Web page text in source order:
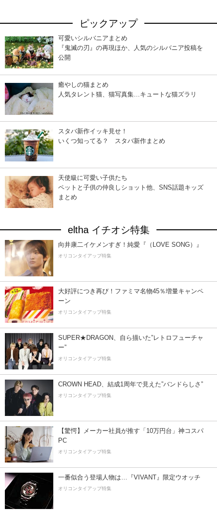
ピックアップ
可愛いシルバニアまとめ
『鬼滅の刃』の再現ほか、人気のシルバニア投稿を
公開
癒やしの猫まとめ
人気タレント猫、猫写真集…キュートな猫ズラリ
スタバ新作イッキ見せ！
いくつ知ってる？ スタバ新作まとめ
天使級に可愛い子供たち
ペットと子供の仲良しショット他、SNS話題キッズ
まとめ
eltha イチオシ特集
向井康二イケメンすぎ！純愛『（LOVE SONG）』
オリコンタイアップ特集
大好評につき再び！ファミマ名物45％増量キャンペ
ーン
オリコンタイアップ特集
SUPER★DRAGON、自ら描いた”レトロフューチャ
ー”
オリコンタイアップ特集
CROWN HEAD、結成1周年で見えた”バンドらしさ”
オリコンタイアップ特集
【驚愕】メーカー社員が推す「10万円台」神コスパ
PC
オリコンタイアップ特集
一番似合う登場人物は…『VIVANT』限定ウオッチ
オリコンタイアップ特集